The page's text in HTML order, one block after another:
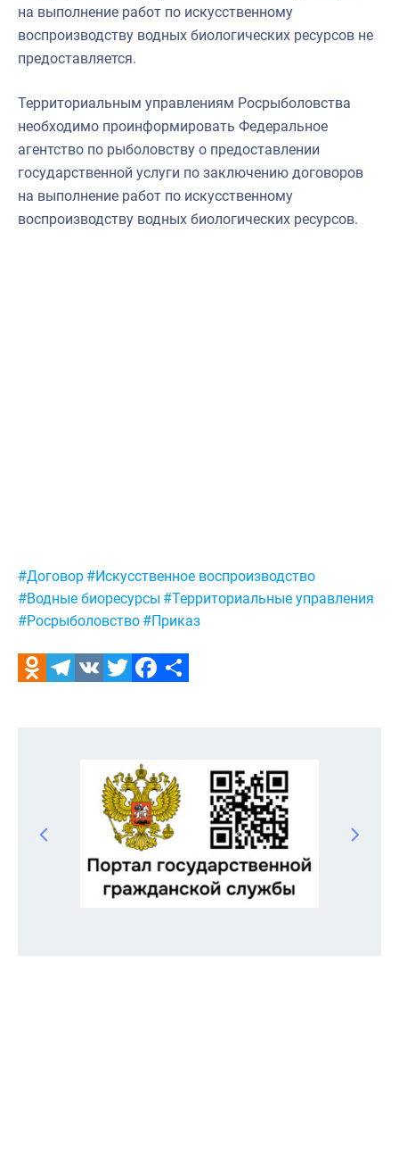
на выполнение работ по искусственному
воспроизводству водных биологических ресурсов не
предоставляется.
Территориальным управлениям Росрыболовства
необходимо проинформировать Федеральное
агентство по рыболовству о предоставлении
государственной услуги по заключению договоров
на выполнение работ по искусственному
воспроизводству водных биологических ресурсов.
Метки:
#Договор #Искусственное воспроизводство
#Водные биоресурсы #Территориальные управления
#Росрыболовство #Приказ